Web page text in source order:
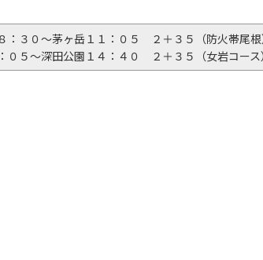
：３０～茅ヶ岳１１：０５ ２＋３５（防火帯尾根
０５～深田公園１４：４０ ２＋３５（女岩コース）